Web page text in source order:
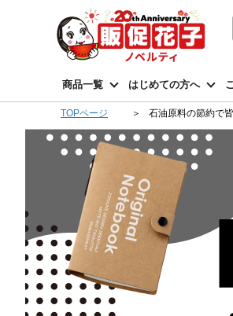
商品一覧 はじめての方へ
TOPページ 石油原料の節約で